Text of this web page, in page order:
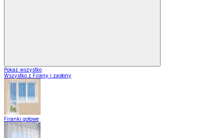
Pokaż wszystko
Wszystko z Firany i zasłony
Firanki gotowe